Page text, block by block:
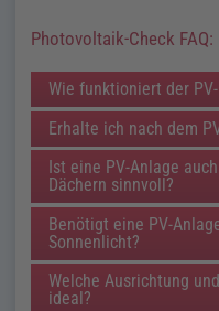
Photovoltaik-Check FAQ:
Wie funktioniert der PV
Erhalte ich nach dem
Ist eine PV-Anlage
Dächern sinnvoll?
Benötigt eine PV-
Sonnenlicht?
Welche Ausrichtung
ideal?